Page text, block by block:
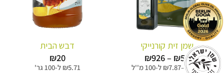
שמן זית קורנייקי
₪59
–
₪926
מחירים: ₪5.14
–
₪7.87 ל-100 מ''ל
דבש הבית
₪20
₪5.71 ל-100 גר'